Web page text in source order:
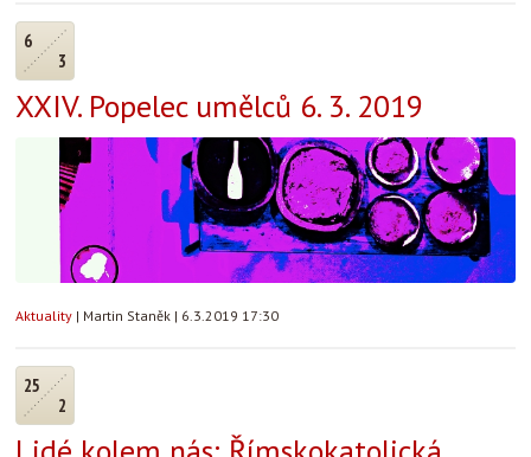
6
3
XXIV. Popelec umělců 6. 3. 2019
Aktuality | Martin Staněk | 6.3.2019 17:30
25
2